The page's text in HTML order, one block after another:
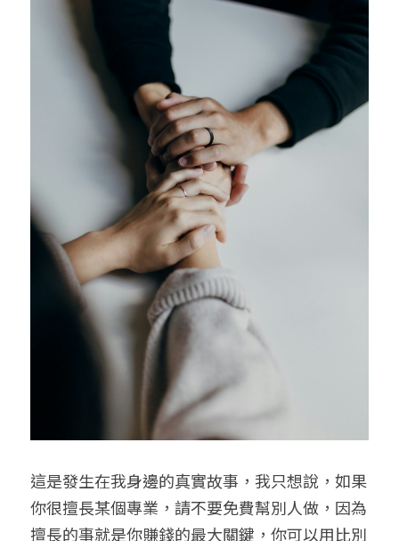
這是發生在我身邊的真實故事，我只想說，如果
你很擅長某個專業，請不要免費幫別人做，因為
擅長的事就是你賺錢的最大關鍵，你可以用比別